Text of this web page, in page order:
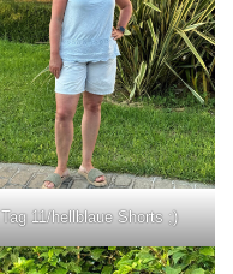
Tag 11/hellblaue Shorts ;)